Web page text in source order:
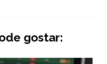
gostar: